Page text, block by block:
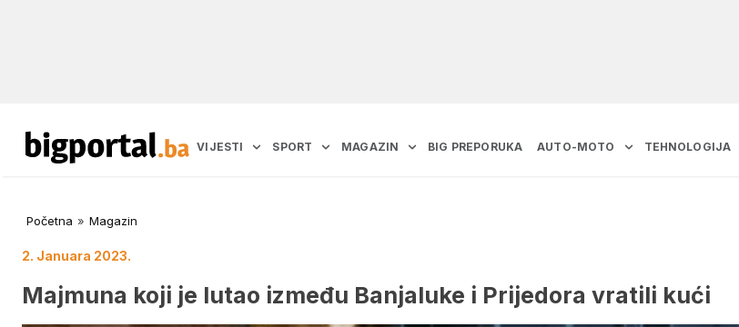
VIJESTI SPORT MAGAZIN BIG PREPORUKA AUTO-MOTO TEHNOLOGIJA
Početna » Magazin
2. Januara 2023.
Majmuna koji je lutao između Banjaluke i Prijedora vratili kući